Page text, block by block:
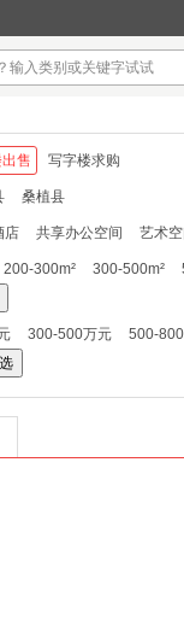
售 写字楼求购
桑植县
店 共享办公空间 艺术
200-300m² 300-500m²
300-500万元
500-